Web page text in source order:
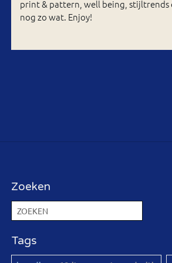
print & pattern, well being, stijltrends
nog zo wat. Enjoy!
Zoeken
Tags